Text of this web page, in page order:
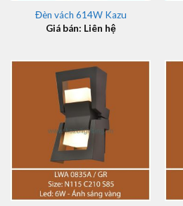
Đèn vách 614W Kazu
Giá bán: Liên hệ